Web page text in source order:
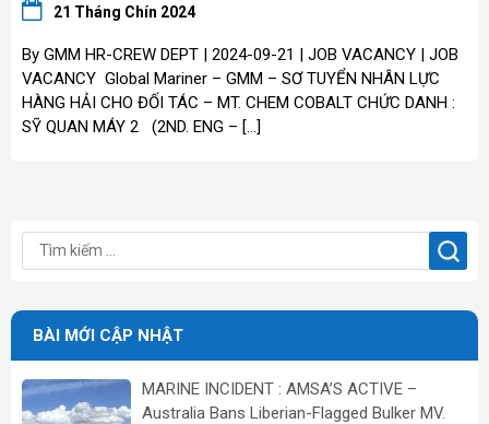
21 Tháng Chín 2024
By GMM HR-CREW DEPT | 2024-09-21 | JOB VACANCY | JOB
VACANCY Global Mariner – GMM – SƠ TUYỂN NHÂN LỰC
HÀNG HẢI CHO ĐỐI TÁC – MT. CHEM COBALT CHỨC DANH :
SỸ QUAN MÁY 2 (2ND. ENG – […]
BÀI MỚI CẬP NHẬT
MARINE INCIDENT : AMSA’S ACTIVE –
Australia Bans Liberian-Flagged Bulker MV.